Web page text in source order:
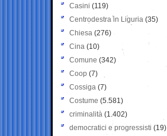
Casini (119)
Centrodestra in Liguria (35)
Chiesa (276)
Cina (10)
Comune (342)
Coop (7)
Cossiga (7)
Costume (5.581)
criminalità (1.402)
democratici e progressisti (19)